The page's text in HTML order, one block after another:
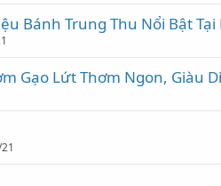
Bánh Trung Thu Nổi Bật
Gạo Lứt Thơm Ngon, Giàu